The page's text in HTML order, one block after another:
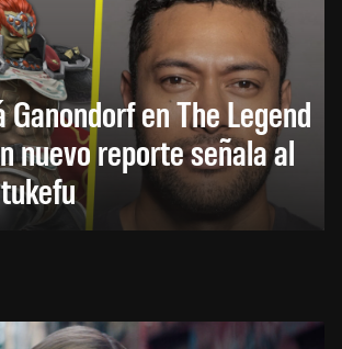
Ganondorf en The Legend
nuevo reporte señala al